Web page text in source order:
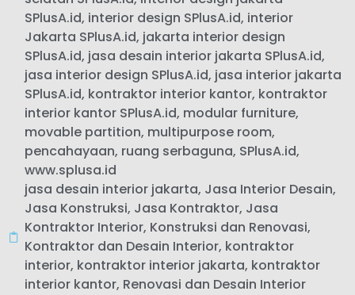
SPlusA.id, interior design SPlusA.id, interior
Jakarta SPlusA.id, jakarta interior design
SPlusA.id, jasa desain interior jakarta SPlusA.id,
jasa interior design SPlusA.id, jasa interior jakarta
SPlusA.id, kontraktor interior kantor, kontraktor
interior kantor SPlusA.id, modular furniture,
movable partition, multipurpose room,
pencahayaan, ruang serbaguna, SPlusA.id,
www.splusa.id
jasa desain interior jakarta, Jasa Interior Desain,
Jasa Konstruksi, Jasa Kontraktor, Jasa
Kontraktor Interior, Konstruksi dan Renovasi,
Kontraktor dan Desain Interior, kontraktor
interior, kontraktor interior jakarta, kontraktor
interior kantor, Renovasi dan Desain Interior